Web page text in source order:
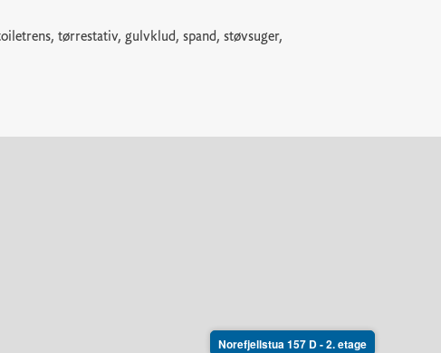
tørrestativ, gulvklud, spand, støvsuger,
Norefjellstua 157 D - 2. etage